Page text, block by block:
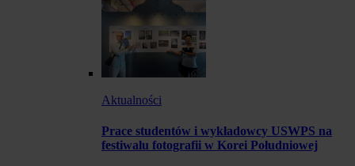
Aktualności
Prace studentów i wykładowcy USWPS na
festiwalu fotografii w Korei Południowej